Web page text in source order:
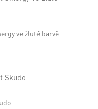
ve žluté barvě